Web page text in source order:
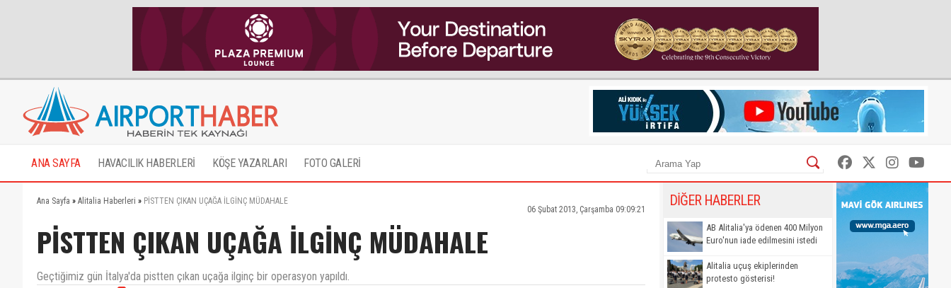
ANA SAYFA HAVACILIK HABERLERİ KÖŞE YAZARLARI FOTO GALERİ
Ana Sayfa » Alitalia Haberleri » PİSTTEN ÇIKAN UÇAĞA İLGİNÇ MÜDAHALE
06 Şubat 2013, Çarşamba 09:09:21
PİSTTEN ÇIKAN UÇAĞA İLGİNÇ MÜDAHALE
Geçtiğimiz gün İtalya'da pistten çıkan uçağa ilginç bir operasyon yapıldı.
DİĞER HABERLER
AB Alitalia'ya ödenen 400 Milyon
Euro'nun iade edilmesini istedi
Alitalia uçuş ekiplerinden
protesto gösterisi!